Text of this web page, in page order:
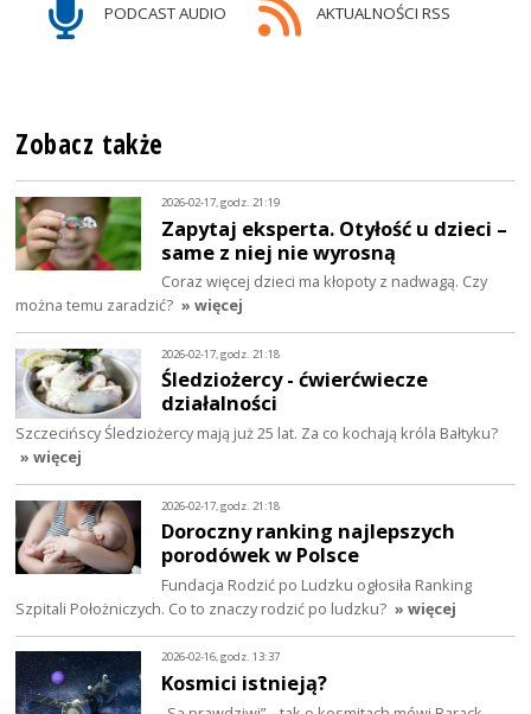
PODCAST AUDIO AKTUALNOŚCI RSS
Zobacz także
2026-02-17, godz. 21:19
Zapytaj eksperta. Otyłość u dzieci –
same z niej nie wyrosną
Coraz więcej dzieci ma kłopoty z nadwagą. Czy
można temu zaradzić? » więcej
2026-02-17, godz. 21:18
Śledziożercy - ćwierćwiecze
działalności
Szczecińscy Śledziożercy mają już 25 lat. Za co kochają króla Bałtyku?
» więcej
2026-02-17, godz. 21:18
Doroczny ranking najlepszych
porodówek w Polsce
Fundacja Rodzić po Ludzku ogłosiła Ranking
Szpitali Położniczych. Co to znaczy rodzić po ludzku? » więcej
2026-02-16, godz. 13:37
Kosmici istnieją?